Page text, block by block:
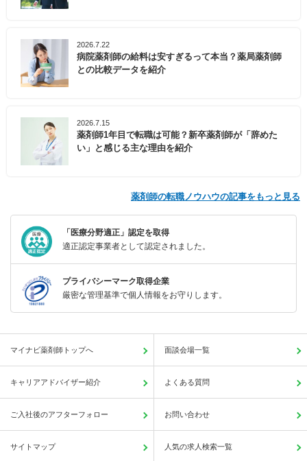
2026.7.22
病院薬剤師の給料は安すぎるって本当？薬局薬剤師
との比較データを紹介
2026.7.15
薬剤師1年目で転職は可能？新卒薬剤師が「辞めた
い」と感じる主な理由を紹介
薬剤師の転職ノウハウの記事をもっと見る
「医療分野適正」認定を取得
適正認定事業者として認定されました。
プライバシーマーク取得企業
厳密な管理基準で個人情報をお守りします。
マイナビ薬剤師トップへ 面談会場一覧
キャリアアドバイザー紹介 よくある質問
ご入社後のアフターフォロー お問い合わせ
サイトマップ 人気の求人検索一覧